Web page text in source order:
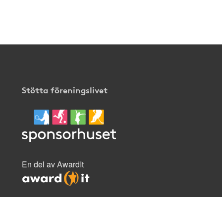
Stötta föreningslivet
En del av AwardIt